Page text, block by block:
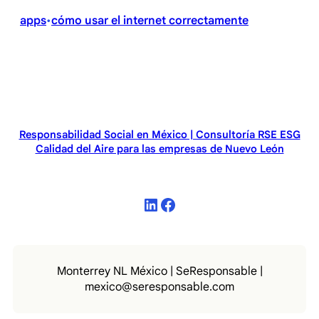
apps•cómo usar el internet correctamente
Responsabilidad Social en México | Consultoría RSE ESG
Calidad del Aire para las empresas de Nuevo León
LinkedIn Facebook
Monterrey NL México | SeResponsable |
mexico@seresponsable.com